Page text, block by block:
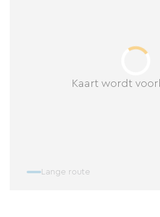
Kaart wordt
Lange route